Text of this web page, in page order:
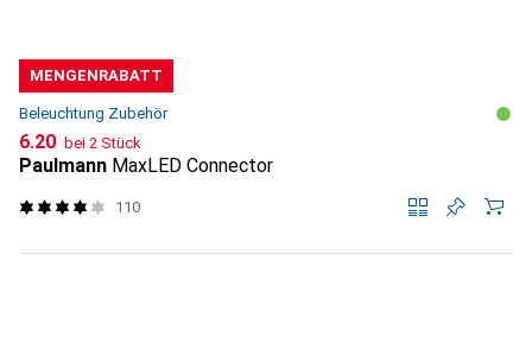
MENGENRABATT
Beleuchtung Zubehör
CHF
6.20 bei 2 Stück
Paulmann MaxLED Connector
110